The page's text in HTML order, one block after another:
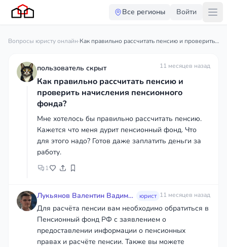
Все регионы Войти
Вопросы юристу онлайн· Как правильно рассчитать пенсию и проверить начисления пенсионного фонда?
пользователь скрыт 11 месяцев назад
Как правильно рассчитать пенсию и
проверить начисления пенсионного
фонда?
Мне хотелось бы правильно рассчитать пенсию.
Кажется что меня дурит пенсионный фонд. Что
для этого надо? Готов даже заплатить деньги за
работу.
1
Лукьянов Валентин Вадимович юрист 11 месяцев назад
Для расчёта пенсии вам необходимо обратиться в
Пенсионный фонд РФ с заявлением о
предоставлении информации о пенсионных
правах и расчёте пенсии. Также вы можете